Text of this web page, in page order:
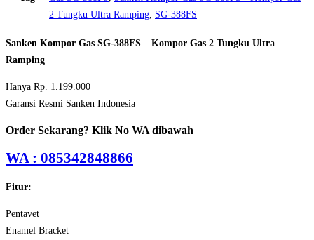
2 Tungku Ultra Ramping, SG-388FS
Sanken Kompor Gas SG-388FS – Kompor Gas 2 Tungku Ultra
Ramping
Hanya Rp. 1.199.000
Garansi Resmi Sanken Indonesia
Order Sekarang? Klik No WA dibawah
WA : 085342848866
Fitur:
Pentavet
Enamel Bracket